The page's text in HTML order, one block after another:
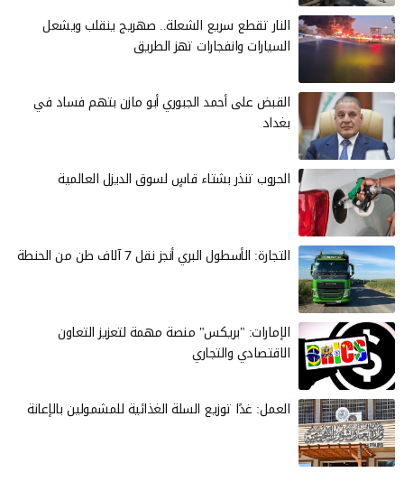
النار تقطع سريع الشعلة.. صهريج ينقلب ويشعل
السيارات وانفجارات تهز الطريق
القبض على أحمد الجبوري أبو مازن بتهم فساد في
بغداد
الحروب تنذر بشتاء قاسٍ لسوق الديزل العالمية
التجارة: الأسطول البري أنجز نقل 7 آلاف طن من الحنطة
الإمارات: "بريكس" منصة مهمة لتعزيز التعاون
الاقتصادي والتجاري
العمل: غدًا توزيع السلة الغذائية للمشمولين بالإعانة